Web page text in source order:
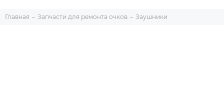
Главная Запчасти для ремонта очков Заушники